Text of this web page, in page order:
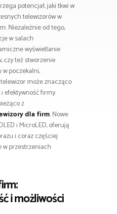
potencjał, jaki tkwi w
telewizorów w
Niezależnie od tego,
w salach
wyświetlanie
czy też stworzenie
poczekalni,
może znacząco
efektywność firmy.
z
dla firm. Nowe
i MicroLED, oferują
i coraz częściej
w przestrzeniach
i możliwości